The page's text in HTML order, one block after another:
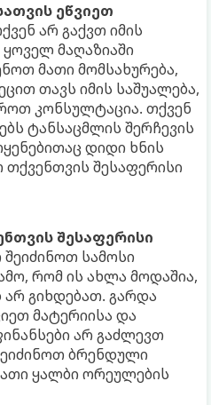
ეწვიეთ
არ გაქვთ იმის
მაღაზიაში
მათი მომსახურება,
თავს იმის საშუალება,
კონსულტაცია. თქვენ
ტანსაცმლის შერჩევის
დიდი ხნის
შესაფერისი
შესაფერისი
შეიძინოთ სამოსი
რომ ის ახლა მოდაშია,
გიხდებათ. გარდა
მატერიისა და
არ გაძლევთ
ბრენდული
ყალბი ორეულების